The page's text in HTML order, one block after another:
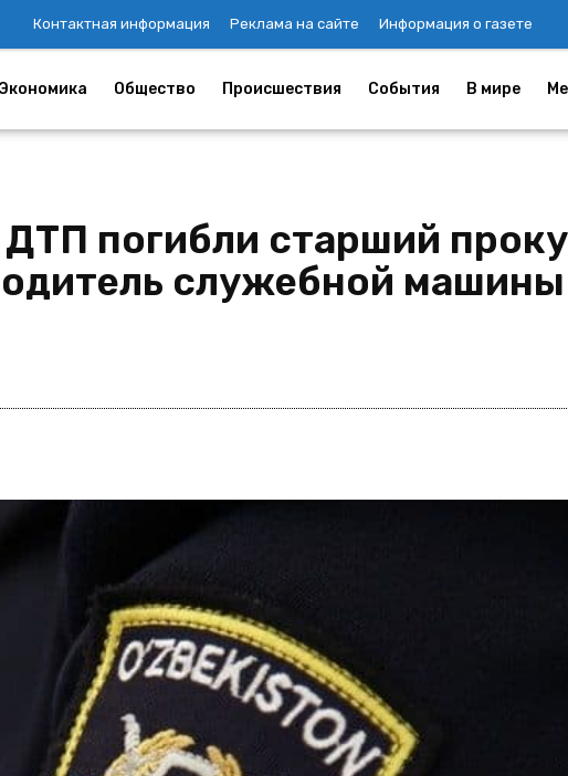
Контактная информация Реклама на сайте Информация о газете
Экономика Общество Происшествия События В мире
погибли старший
служебной машины